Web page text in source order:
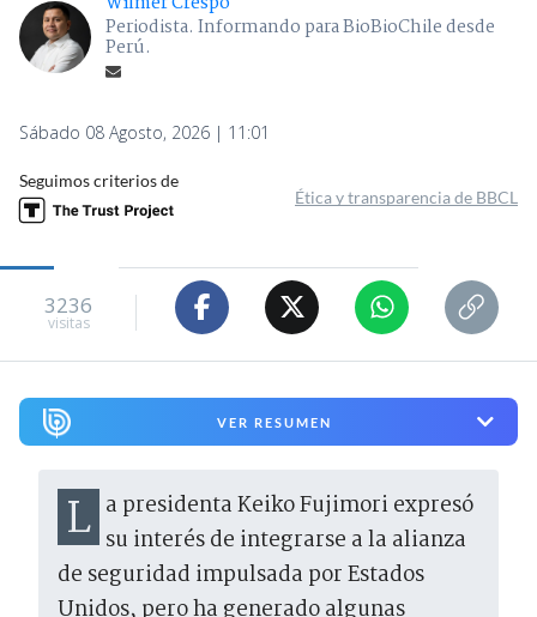
Periodista. Informando para BioBioChile desde
Perú.
Sábado 08 Agosto, 2026 | 11:01
Seguimos criterios de
Ética y transparencia de BBCL
3236
visitas
VER RESUMEN
La presidenta Keiko Fujimori expresó su interés de integrarse a la alianza
de seguridad impulsada por Estados